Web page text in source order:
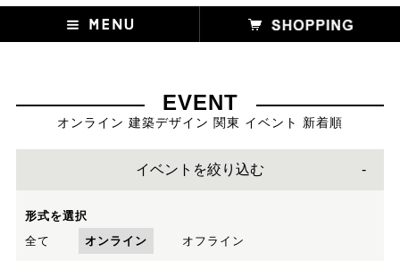
EVENT
オンライン 建築デザイン 関東 イベント 新着順
イベントを絞り込む
形式を選択
全て
オンライン オフライン